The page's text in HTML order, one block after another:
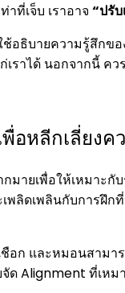
าที่เจ็บ เราอาจ “ปรั
ธิบายความรู้สึกขอ
ราได้ นอกจากนี้ ค
อหลีกเลี่ยงค
มายเพื่อให้เหมาะกั
เพลิดเพลินกับการฝึ
อก และหมอนสาม
ด Alignment ที่เห